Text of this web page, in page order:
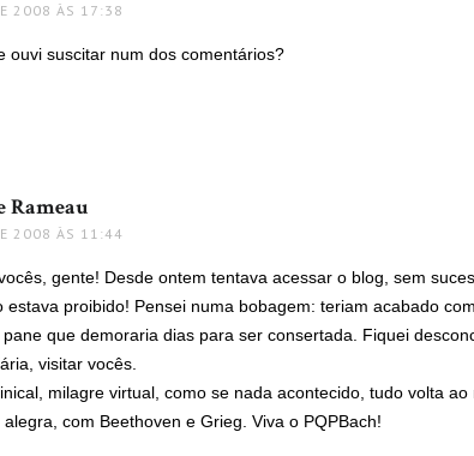
2008 ÀS 17:38
ouvi suscitar num dos comentários?
Rameau
2008 ÀS 11:44
gente! Desde ontem tentava acessar o blog, sem
estava proibido! Pensei numa bobagem: teriam acabado
que demoraria dias para ser consertada. Fiquei
visitar vocês.
milagre virtual, como se nada acontecido, tudo volta ao
com Beethoven e Grieg. Viva o PQPBach!